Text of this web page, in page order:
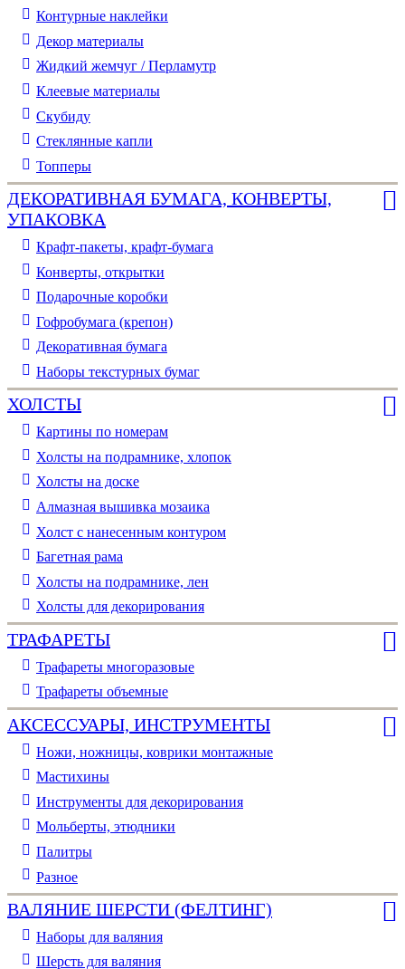
Контурные наклейки
Декор материалы
Жидкий жемчуг / Перламутр
Клеевые материалы
Скубиду
Стеклянные капли
Топперы
ДЕКОРАТИВНАЯ БУМАГА, КОНВЕРТЫ,
УПАКОВКА
Крафт-пакеты, крафт-бумага
Конверты, открытки
Подарочные коробки
Гофробумага (крепон)
Декоративная бумага
Наборы текстурных бумаг
ХОЛСТЫ
Картины по номерам
Холсты на подрамнике, хлопок
Холсты на доске
Алмазная вышивка мозаика
Холст с нанесенным контуром
Багетная рама
Холсты на подрамнике, лен
Холсты для декорирования
ТРАФАРЕТЫ
Трафареты многоразовые
Трафареты объемные
АКСЕССУАРЫ, ИНСТРУМЕНТЫ
Ножи, ножницы, коврики монтажные
Мастихины
Инструменты для декорирования
Мольберты, этюдники
Палитры
Разное
ВАЛЯНИЕ ШЕРСТИ (ФЕЛТИНГ)
Наборы для валяния
Шерсть для валяния